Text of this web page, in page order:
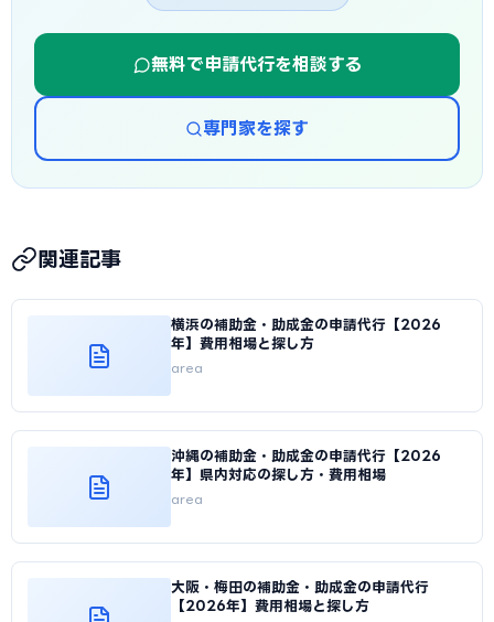
無料で申請代行を相談する
専門家を探す
関連記事
横浜の補助金・助成金の申請代行【2026
年】費用相場と探し方
area
沖縄の補助金・助成金の申請代行【2026
年】県内対応の探し方・費用相場
area
大阪・梅田の補助金・助成金の申請代行
【2026年】費用相場と探し方